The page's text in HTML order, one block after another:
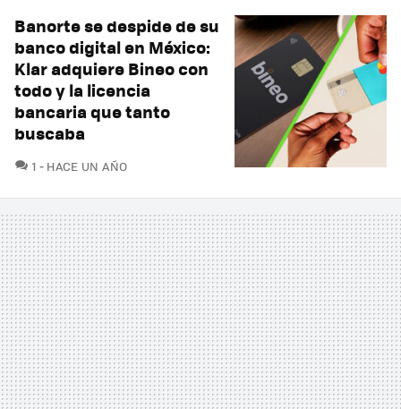
Banorte se despide de su
banco digital en México:
Klar adquiere Bineo con
todo y la licencia
bancaria que tanto
buscaba
1 COMENTARIOS
HACE UN AÑO